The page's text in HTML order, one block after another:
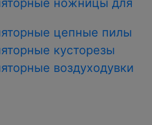
ножницы для
цепные пилы
кусторезы
воздуходувки